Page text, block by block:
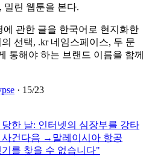
밀린 웹툰을 본다.
에 관한 글을 한국어로 현지화한
선택, .kr 네임스페이스, 두 문
통해야 하는 브랜드 이름을 함께
· 15/23
한 날: 인터넷의 심장부를 강타
건 다음 → 말레이시아 항공
를 찾을 수 없습니다"